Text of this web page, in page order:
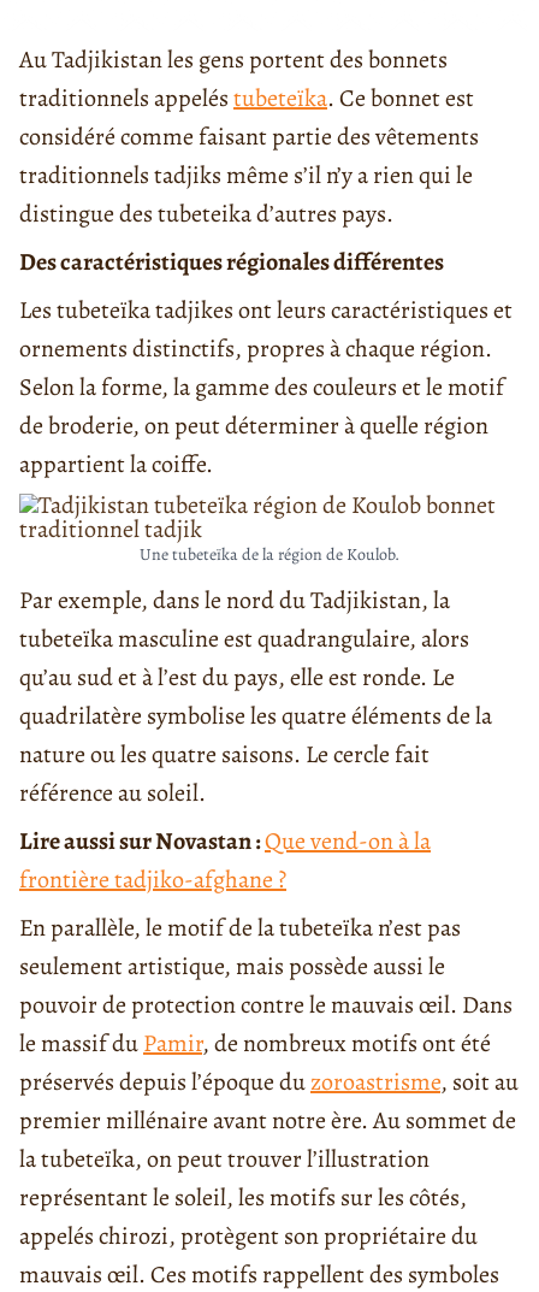
Au Tadjikistan les gens portent des bonnets
traditionnels appeléstubeteïka. Ce bonnet est
considéré comme faisant partie des vêtements
traditionnels tadjiks même s’il n’y a rien qui le
distingue des tubeteika d’autres pays.
Des caractéristiques régionales différentes
Les tubeteïka tadjikes ont leurs caractéristiques et
ornements distinctifs, propres à chaque région.
Selon la forme, la gamme des couleurs et le motif
de broderie, on peut déterminer à quelle région
appartient la coiffe.
Une tubeteïka de la région de Koulob.
Par exemple, dans le nord du Tadjikistan, la
tubeteïka masculine est quadrangulaire, alors
qu’au sud et à l’est du pays, elle est ronde. Le
quadrilatère symbolise les quatre éléments de la
nature ou les quatre saisons. Le cercle fait
référence au soleil.
Lire aussi sur Novastan :Que vend-on à la
frontière tadjiko-afghane ?
En parallèle, le motif de la tubeteïka n’est pas
seulement artistique, mais possède aussi le
pouvoir de protection contre le mauvais œil. Dans
le massif duPamir, de nombreux motifs ont été
préservés depuis l’époque duzoroastrisme, soit au
premier millénaire avant notre ère. Au sommet de
la tubeteïka, on peut trouver l’illustration
représentant le soleil, les motifs sur les côtés,
appelés chirozi, protègent son propriétaire du
mauvais œil. Ces motifs rappellent des symboles